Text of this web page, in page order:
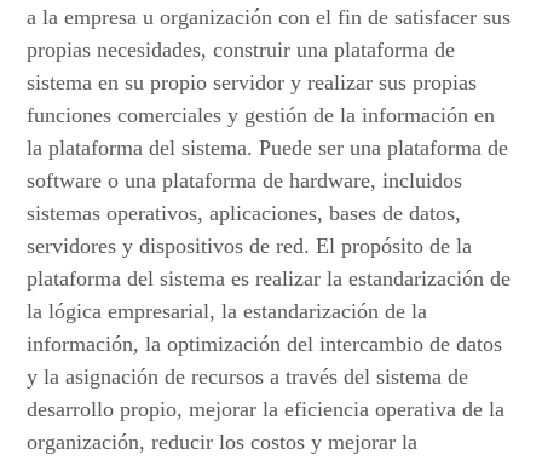
a la empresa u organización con el fin de satisfacer sus
propias necesidades, construir una plataforma de
sistema en su propio servidor y realizar sus propias
funciones comerciales y gestión de la información en
la plataforma del sistema. Puede ser una plataforma de
software o una plataforma de hardware, incluidos
sistemas operativos, aplicaciones, bases de datos,
servidores y dispositivos de red. El propósito de la
plataforma del sistema es realizar la estandarización de
la lógica empresarial, la estandarización de la
información, la optimización del intercambio de datos
y la asignación de recursos a través del sistema de
desarrollo propio, mejorar la eficiencia operativa de la
organización, reducir los costos y mejorar la